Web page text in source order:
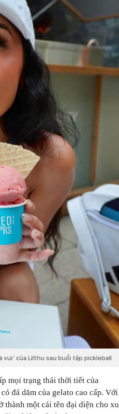
của Lilthu sau buổi tập pickleball
mọi trạng thái thời tiết của
đá dăm của gelato cao cấp. Với
thành một cái tên đại diện cho xu